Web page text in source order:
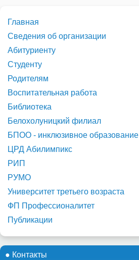
Главная
Сведения об организации
Абитуриенту
Студенту
Родителям
Воспитательная работа
Библиотека
Белохолуницкий филиал
БПОО - инклюзивное образование
ЦРД Абилимпикс
РИП
РУМО
Университет третьего возраста
ФП Профессионалитет
Публикации
● Контакты